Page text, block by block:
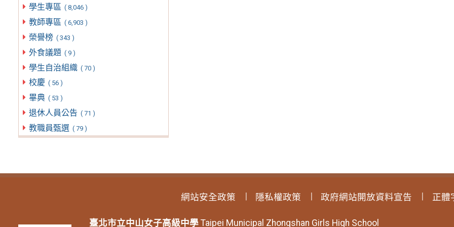
學生專區 ( 8,046 )
教師專區 ( 6,903 )
榮譽榜 ( 343 )
外食議題 ( 9 )
學生自治組織 ( 70 )
校慶 ( 56 )
畢典 ( 53 )
退休人員公告 ( 71 )
教職員甄選 ( 79 )
網站安全政策 隱私權政策 政府網站開放資料宣告 正體
臺北市立中山女子高級中學 Taipei Municipal Zhongshan Girls High School